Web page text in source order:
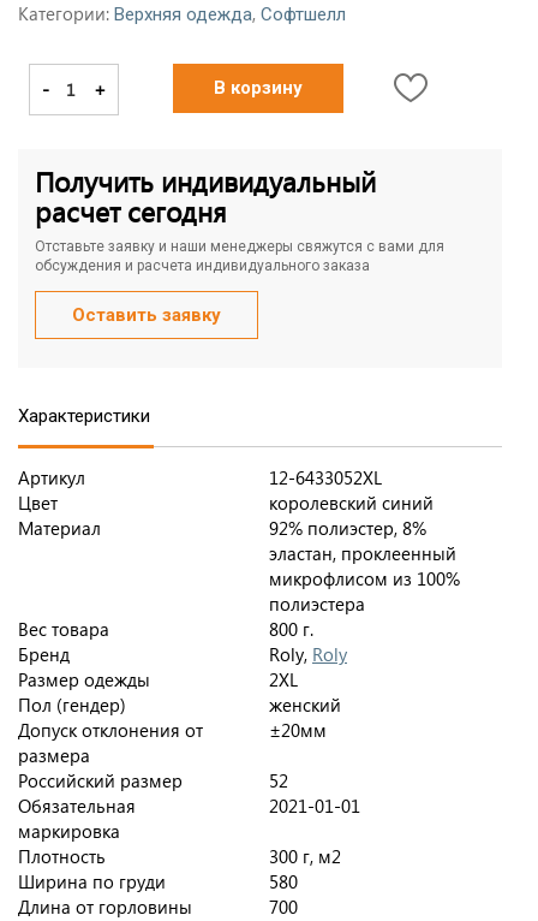
Категории: Верхняя одежда, Софтшелл
- + В корзину
Получить индивидуальный
расчет сегодня
Отставьте заявку и наши менеджеры свяжутся с вами для
обсуждения и расчета индивидуального заказа
Оставить заявку
Характеристики
Артикул
12-6433052XL
Цвет
королевский синий
Материал
92% полиэстер, 8%
эластан, проклеенный
микрофлисом из 100%
полиэстера
Вес товара
800 г.
Бренд
Roly, Roly
Размер одежды
2XL
Пол (гендер)
женский
Допуск отклонения от
размера
±20мм
Российский размер
52
Обязательная
маркировка
2021-01-01
Плотность
300 г, м2
Ширина по груди
580
Длина от горловины
700